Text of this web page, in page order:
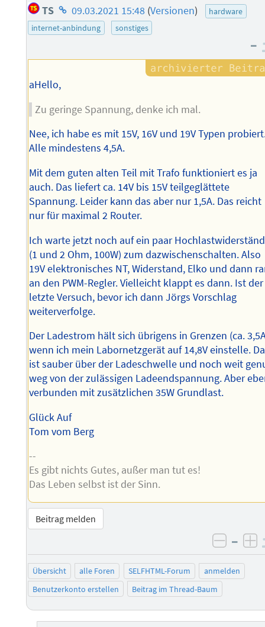
TS Homepage
des
09.03.2021 15:48 (Versionen)
hardware
internet-anbindung
sonstiges
–
aHello,
Zu geringe Spannung, denke ich mal.
Nee, ich habe es mit 15V, 16V und 19V Typen
Alle mindestens 4,5A.
Mit dem guten alten Teil mit Trafo funktioniert es ja
auch. Das liefert ca. 14V bis 15V teilgeglättete
Spannung. Leider kann das aber nur 1,5A. Das reicht
nur für maximal 2 Router.
Ich warte jetzt noch auf ein paar
(1 und 2 Ohm, 100W) zum dazwischenschalten. Also
19V elektronisches NT, Widerstand, Elko und dann
an den PWM-Regler. Vielleicht klappt es dann. Ist der
letzte Versuch, bevor ich dann Jörgs Vorschlag
weiterverfolge.
Der Ladestrom hält sich übrigens in Grenzen (ca.
wenn ich mein Labornetzgerät auf 14,8V einstelle.
ist sauber über der Ladeschwelle und noch weit
weg von der zulässigen Ladeendspannung. Aber
verbunden mit zusätzlichen 35W Grundlast.
Glück Auf
Tom vom Berg
--
Es gibt nichts Gutes, außer man tut es!
Das Leben selbst ist der Sinn.
Beitrag melden
–
Übersicht alle Foren SELFHTML-Forum
anmelden
Benutzerkonto erstellen
Beitrag im Thread-Baum